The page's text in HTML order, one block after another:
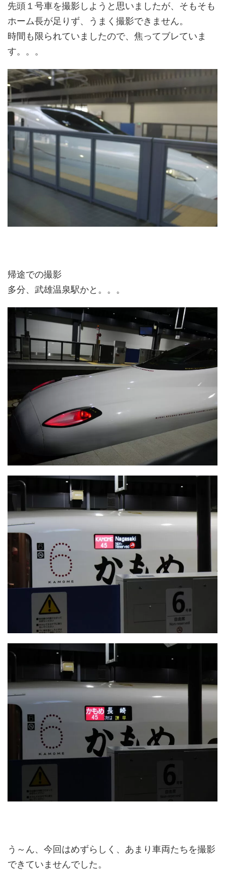
先頭１号車を撮影しようと思いましたが、そもそも
ホーム長が足りず、うまく撮影できません。
時間も限られていましたので、焦ってブレていま
す。。。
帰途での撮影
多分、武雄温泉駅かと。。。
う～ん、今回はめずらしく、あまり車両たちを撮影
できていませんでした。